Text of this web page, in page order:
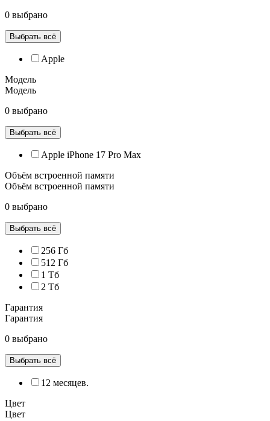
0 выбрано
Выбрать всё
Apple
Модель
Модель
0 выбрано
Выбрать всё
Apple iPhone 17 Pro Max
Объём встроенной памяти
Объём встроенной памяти
0 выбрано
Выбрать всё
256 Гб
512 Гб
1 Тб
2 Тб
Гарантия
Гарантия
0 выбрано
Выбрать всё
12 месяцев.
Цвет
Цвет